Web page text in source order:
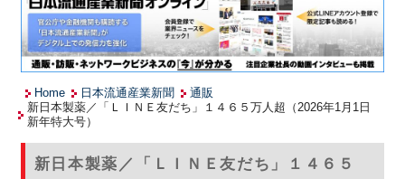
Home 日本流通産業新聞
通販
新日本製薬／「ＬＩＮＥ友だち」１４６５万人超（2026年1月1日
新年特大号）
新日本製薬／「ＬＩＮＥ友だち」１４６５